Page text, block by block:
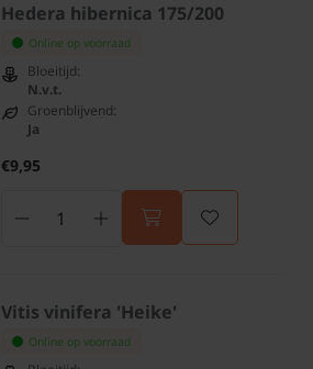
Hedera hibernica 175/200
Online op voorraad
Bloeitijd:
N.v.t.
Groenblijvend:
Ja
€9,95
Vitis vinifera 'Heike'
Online op voorraad